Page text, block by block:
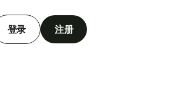
登录 注册